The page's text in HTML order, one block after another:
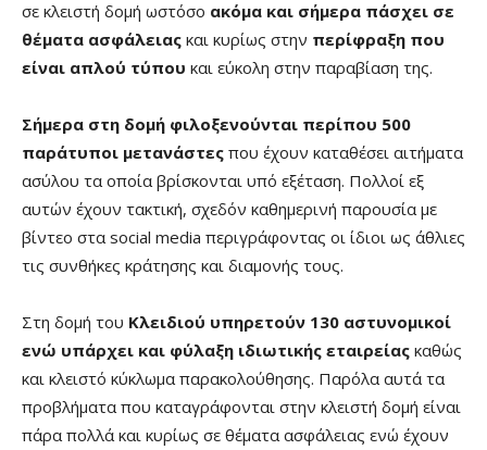
σε κλειστή δομή ωστόσο ακόμα και σήμερα πάσχει σε
θέματα ασφάλειας και κυρίως στην περίφραξη που
είναι απλού τύπου και εύκολη στην παραβίαση της.
Σήμερα στη δομή φιλοξενούνται περίπου 500
παράτυποι μετανάστες που έχουν καταθέσει αιτήματα
ασύλου τα οποία βρίσκονται υπό εξέταση. Πολλοί εξ
αυτών έχουν τακτική, σχεδόν καθημερινή παρουσία με
βίντεο στα social media περιγράφοντας οι ίδιοι ως άθλιες
τις συνθήκες κράτησης και διαμονής τους.
Στη δομή του Κλειδιού υπηρετούν 130 αστυνομικοί
ενώ υπάρχει και φύλαξη ιδιωτικής εταιρείας καθώς
και κλειστό κύκλωμα παρακολούθησης. Παρόλα αυτά τα
προβλήματα που καταγράφονται στην κλειστή δομή είναι
πάρα πολλά και κυρίως σε θέματα ασφάλειας ενώ έχουν